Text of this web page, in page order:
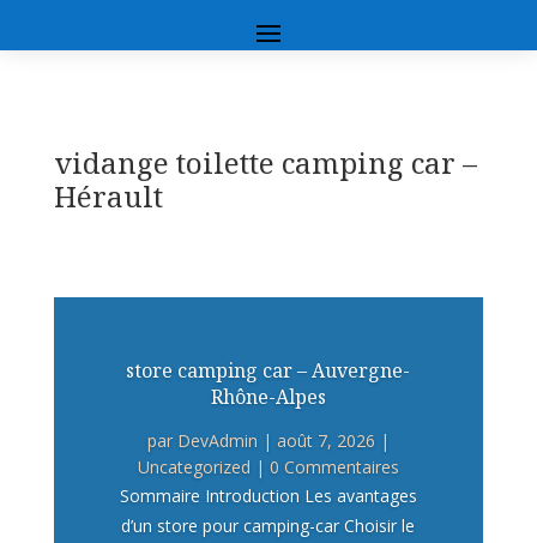
vidange toilette camping car –
Hérault
store camping car – Auvergne-
Rhône-Alpes
par DevAdmin | août 7, 2026 |
Uncategorized | 0 Commentaires
Sommaire Introduction Les avantages
d’un store pour camping-car Choisir le